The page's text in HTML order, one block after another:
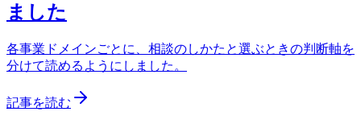
ました
各事業ドメインごとに、相談のしかたと選ぶときの判断軸を
分けて読めるようにしました。
記事を読む